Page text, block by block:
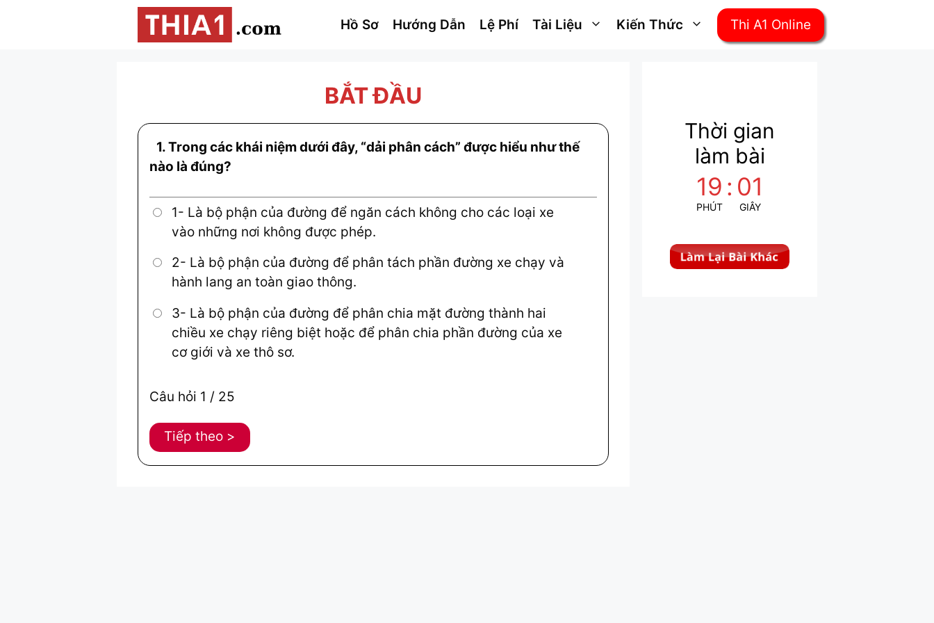
Hồ Sơ Hướng Dẫn Lệ Phí Tài Liệu Kiến Thức Thi A1 Online
BẮT ĐẦU
1.Trong các khái niệm dưới đây, “dải phân cách” được hiểu như thế
nào là đúng?
1- Là bộ phận của đường để ngăn cách không cho các loại xe
vào những nơi không được phép.
2- Là bộ phận của đường để phân tách phần đường xe chạy và
hành lang an toàn giao thông.
3- Là bộ phận của đường để phân chia mặt đường thành hai
chiều xe chạy riêng biệt hoặc để phân chia phần đường của xe
cơ giới và xe thô sơ.
Câu hỏi 1 / 25
Thời gian
làm bài
19
PHÚT
: 01
GIÂY